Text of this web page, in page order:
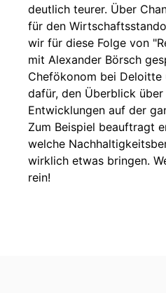
deutlich teurer. Über
für den
wir für diese Folge von
mit Alexander Börsch
Chefökonom bei
dafür, den Überblick
Entwicklungen auf der
Zum Beispiel beauftragt
welche
wirklich etwas bringen.
rein!